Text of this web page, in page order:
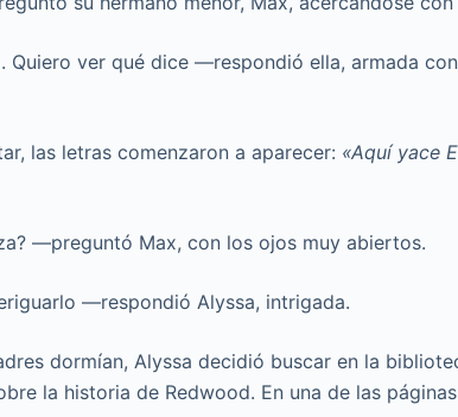
ver qué dice —respondió ella, armada
las letras comenzaron a aparecer: «Aquí yace
—preguntó Max, con los ojos muy abiertos.
—respondió Alyssa, intrigada.
dormían, Alyssa decidió buscar en la
la historia de Redwood. En una de las